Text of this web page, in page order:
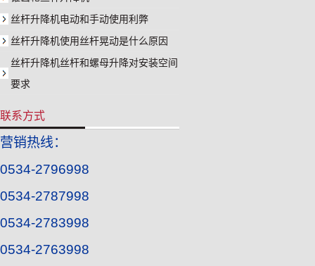
丝杆升降机电动和手动使用利弊
丝杆升降机使用丝杆晃动是什么原因
丝杆升降机丝杆和螺母升降对安装空间
要求
联系方式
营销热线：
0534-2796998
0534-2787998
0534-2783998
0534-2763998